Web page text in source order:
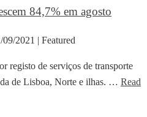
84,7% em agosto
09/2021 | Featured
registo de serviços de transporte
de Lisboa, Norte e ilhas. … Read